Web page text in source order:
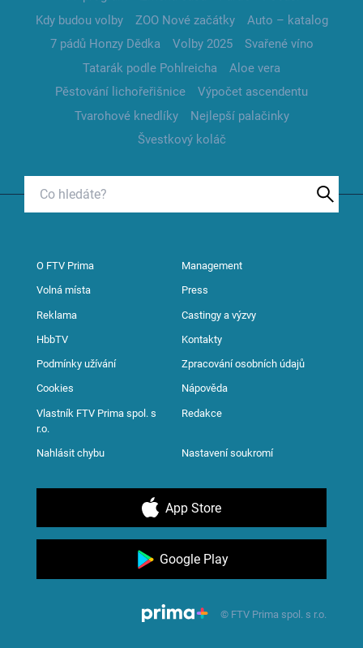
Kdy budou volby
ZOO Nové začátky
Auto – katalog
7 pádů Honzy Dědka
Volby 2025
Svařené víno
Tatarák podle Pohlreicha
Aloe vera
Pěstování lichořeřišnice
Výpočet ascendentu
Tvarohové knedlíky
Nejlepší palačinky
Švestkový koláč
O FTV Prima Management
Volná místa Press
Reklama Castingy a výzvy
HbbTV Kontakty
Podmínky užívání Zpracování osobních údajů
Cookies Nápověda
Vlastník FTV Prima spol. s
r.o.
Redakce
Nahlásit chybu Nastavení soukromí
App Store
Google Play
© FTV Prima spol. s r.o.